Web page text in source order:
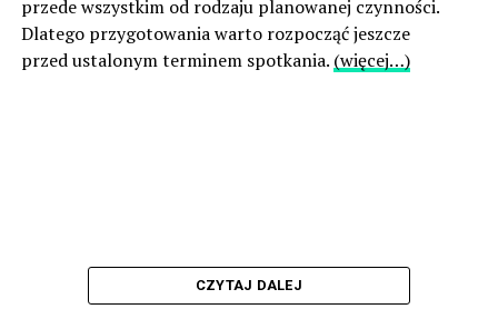
przede wszystkim od rodzaju planowanej czynności.
Dlatego przygotowania warto rozpocząć jeszcze
przed ustalonym terminem spotkania. (więcej…)
CZYTAJ DALEJ